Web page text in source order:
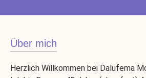
Über mich
Herzlich Willkommen bei Dalufema